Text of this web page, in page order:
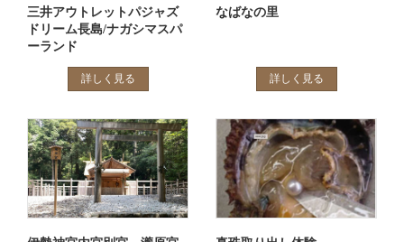
三井アウトレットパジャズ
ドリーム長島/ナガシマスパ
ーランド
詳しく見る
なばなの里
詳しく見る